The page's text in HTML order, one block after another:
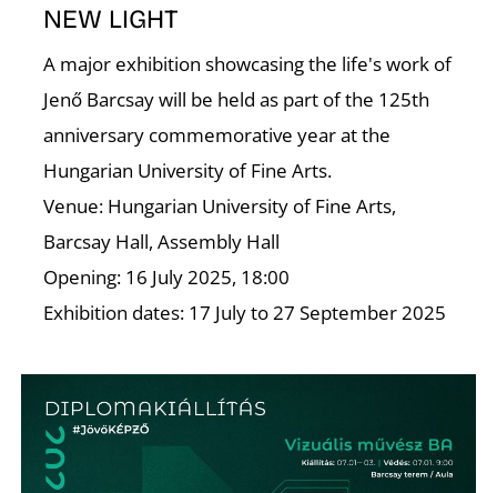
NEW LIGHT
A major exhibition showcasing the life's work of
Jenő Barcsay will be held as part of the 125th
anniversary commemorative year at the
Hungarian University of Fine Arts.
Venue: Hungarian University of Fine Arts,
Barcsay Hall, Assembly Hall
Opening: 16 July 2025, 18:00
Exhibition dates: 17 July to 27 September 2025